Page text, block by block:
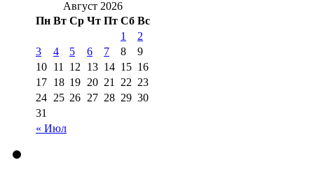
Август 2026
Пн Вт Ср Чт Пт Сб Вс
« Июл
1
2
3
4 5 6 7 8
9
10 11 12 13 14 15 16
17 18 19 20 21 22 23
24 25 26 27 28 29 30
31